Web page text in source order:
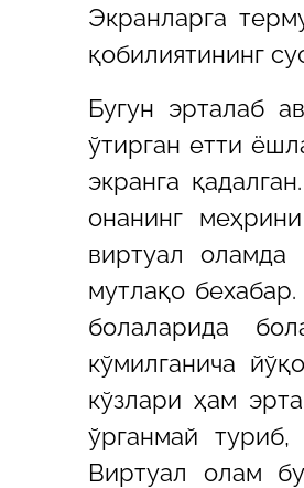
Экранларга
қобилиятининг
Бугун эрталаб
ўтирган етти
экранга
онанинг
виртуал
мутлақо
болаларида
кўмилганича
кўзлари ҳам
ўрганмай туриб,
Виртуал олам